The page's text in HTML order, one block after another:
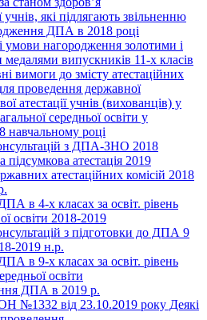
учнів, які підлягають звільненню
ДПА в 2018 році
умови нагородження золотими і
медалями випускників 11-х класів
вимоги до змісту атестаційних
проведення державної
атестації учнів (вихованців) у
середньої освіти у
навчальному році
з ДПА-ЗНО 2018
підсумкова атестація 2019
атестаційних комісій 2018
в 4-х класах за освіт. рівень
освіти 2018-2019
з підготовки до ДПА 9
2019 н.р.
в 9-х класах за освіт. рівень
освіти
ДПА в 2019 р.
№1332 від 23.10.2019 року Деякі